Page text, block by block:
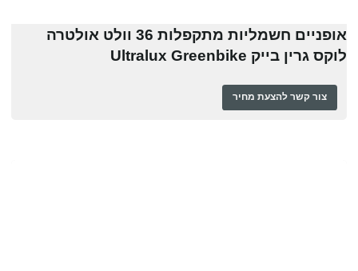
אופניים חשמליות מתקפלות 36 וולט אולטרה
לוקס גרין בייק Ultralux Greenbike
צור קשר להצעת מחיר